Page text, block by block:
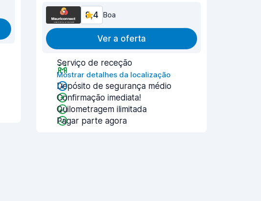
8,4 Boa
Ver a oferta
Serviço de receção
Mostrar detalhes da localização
Depósito de segurança médio
Confirmação imediata!
Quilometragem ilimitada
Pagar parte agora